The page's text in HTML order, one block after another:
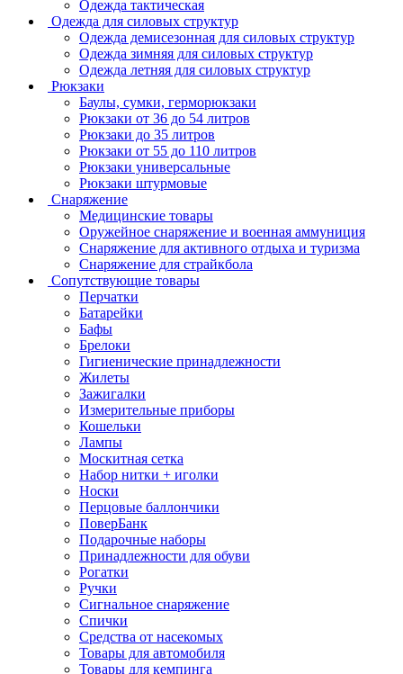
Одежда тактическая
Одежда для силовых структур
Одежда демисезонная для силовых структур
Одежда зимняя для силовых структур
Одежда летняя для силовых структур
Рюкзаки
Баулы, сумки, герморюкзаки
Рюкзаки от 36 до 54 литров
Рюкзаки до 35 литров
Рюкзаки от 55 до 110 литров
Рюкзаки универсальные
Рюкзаки штурмовые
Снаряжение
Медицинские товары
Оружейное снаряжение и военная аммуниция
Снаряжение для активного отдыха и туризма
Снаряжение для страйкбола
Сопутствующие товары
Перчатки
Батарейки
Бафы
Брелоки
Гигиенические принадлежности
Жилеты
Зажигалки
Измерительные приборы
Кошельки
Лампы
Москитная сетка
Набор нитки + иголки
Носки
Перцовые баллончики
ПоверБанк
Подарочные наборы
Принадлежности для обуви
Рогатки
Ручки
Сигнальное снаряжение
Спички
Средства от насекомых
Товары для автомобиля
Товары для кемпинга